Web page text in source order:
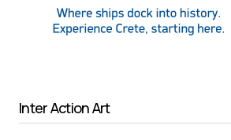
Inter Action Art